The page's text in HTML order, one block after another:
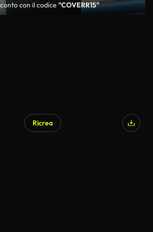
con il codice "COVERR15"
Ricrea